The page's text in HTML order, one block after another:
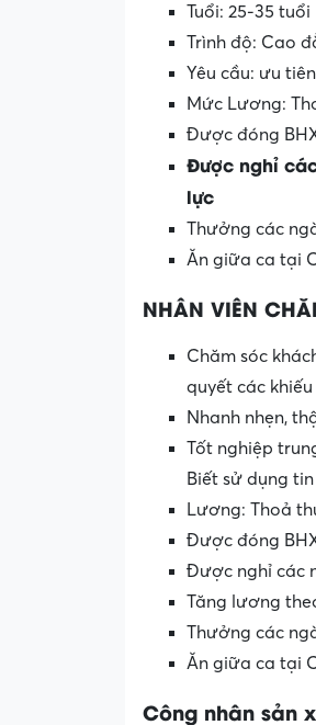
Tuổi: 25-35 tuổi
Trình độ: Cao
Yêu cầu: ưu
Mức Lương:
Được đóng
Được nghỉ
lực
Thưởng các
Ăn giữa ca tại
NHÂN VIÊN
Chăm sóc
quyết các
Nhanh nhẹn,
Tốt nghiệp
Biết sử dụng
Lương: Thoả
Được đóng
Được nghỉ các
Tăng lương
Thưởng các
Ăn giữa ca tại
Công nhân sản